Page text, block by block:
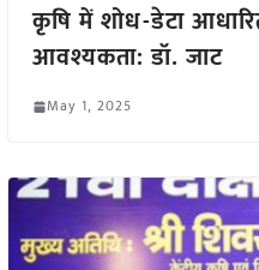
कृषि में शोध-डेटा
आवश्यकता: डॉ. जाट
May 1, 2025